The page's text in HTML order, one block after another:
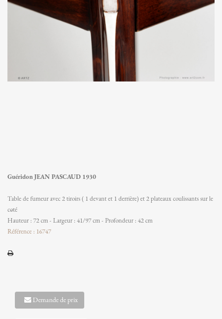
Guéridon JEAN PASCAUD 1930
Table de fumeur avec 2 tiroirs ( 1 devant et 1 derrière) et 2 plateaux coulissants sur le
côté
Hauteur : 72 cm - Largeur : 41/97 cm - Profondeur : 42 cm
Référence : 16747
Demande de prix